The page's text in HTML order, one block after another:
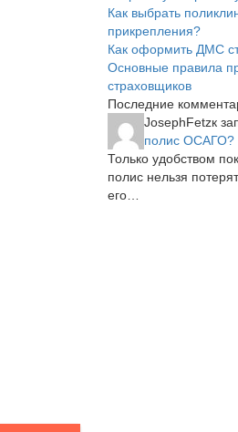
Как выбрать
прикрепления?
Как оформить ДМС
Основные правила
страховщиков
Последние
JosephFetzк
полис ОСАГО?
Только удобством
полис нельзя
его…